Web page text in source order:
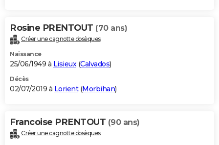
Rosine PRENTOUT (70 ans)
Créer une cagnotte obsèques
Naissance
25/06/1949 à Lisieux(Calvados)
Décès
02/07/2019 à Lorient(Morbihan)
Francoise PRENTOUT (90 ans)
Créer une cagnotte obsèques